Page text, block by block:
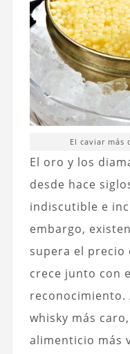
El caviar más
El oro y los
desde hace
indiscutible e
embargo,
supera el precio
crece junto con
reconocimiento.
whisky más
alimenticio más